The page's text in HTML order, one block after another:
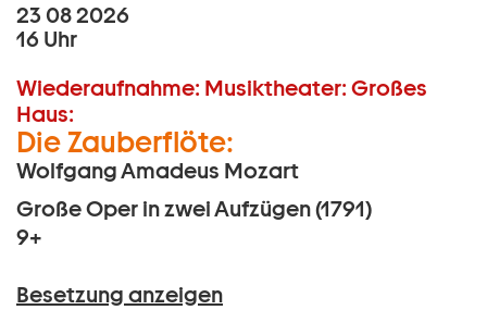
23 08 2026
16 Uhr
Wiederaufnahme: Musiktheater: Großes
Haus:
Die Zauberflöte:
Wolfgang Amadeus Mozart
Große Oper in zwei Aufzügen (1791)
9+
Besetzung anzeigen